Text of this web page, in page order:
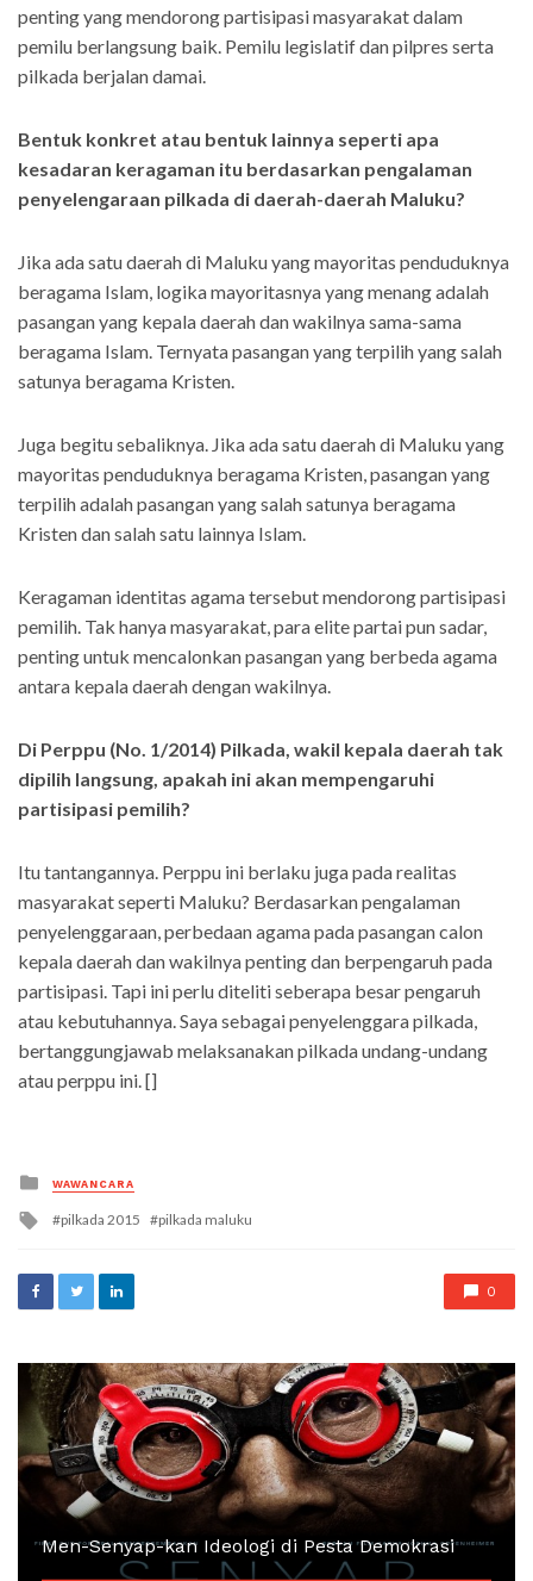
penting yang mendorong partisipasi masyarakat dalam
pemilu berlangsung baik. Pemilu legislatif dan pilpres serta
pilkada berjalan damai.
Bentuk konkret atau bentuk lainnya seperti apa
kesadaran keragaman itu berdasarkan pengalaman
penyelengaraan pilkada di daerah-daerah Maluku?
Jika ada satu daerah di Maluku yang mayoritas penduduknya
beragama Islam, logika mayoritasnya yang menang adalah
pasangan yang kepala daerah dan wakilnya sama-sama
beragama Islam. Ternyata pasangan yang terpilih yang salah
satunya beragama Kristen.
Juga begitu sebaliknya. Jika ada satu daerah di Maluku yang
mayoritas penduduknya beragama Kristen, pasangan yang
terpilih adalah pasangan yang salah satunya beragama
Kristen dan salah satu lainnya Islam.
Keragaman identitas agama tersebut mendorong partisipasi
pemilih. Tak hanya masyarakat, para elite partai pun sadar,
penting untuk mencalonkan pasangan yang berbeda agama
antara kepala daerah dengan wakilnya.
Di Perppu (No. 1/2014) Pilkada, wakil kepala daerah tak
dipilih langsung, apakah ini akan mempengaruhi
partisipasi pemilih?
Itu tantangannya. Perppu ini berlaku juga pada realitas
masyarakat seperti Maluku? Berdasarkan pengalaman
penyelenggaraan, perbedaan agama pada pasangan calon
kepala daerah dan wakilnya penting dan berpengaruh pada
partisipasi. Tapi ini perlu diteliti seberapa besar pengaruh
atau kebutuhannya. Saya sebagai penyelenggara pilkada,
bertanggungjawab melaksanakan pilkada undang-undang
atau perppu ini. []
Posted
in
WAWANCARA
Tagged
pilkada 2015 pilkada maluku
0
Men-Senyap-kan Ideologi di Pesta Demokrasi